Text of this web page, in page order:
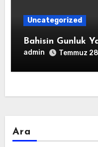
Uncategorized
Bahisin Gunluk
admin Temmuz
Ara